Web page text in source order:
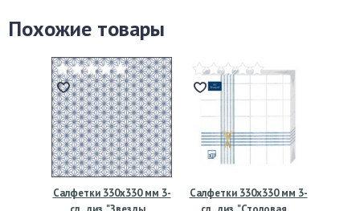
Похожие товары
Салфетки 330х330 мм 3-
Салфетки 330х330 мм 3-